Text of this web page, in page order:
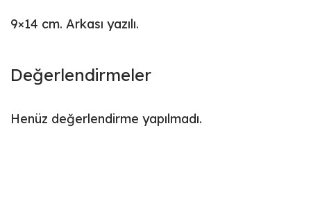
9×14 cm. Arkası yazılı.
Değerlendirmeler
Henüz değerlendirme yapılmadı.